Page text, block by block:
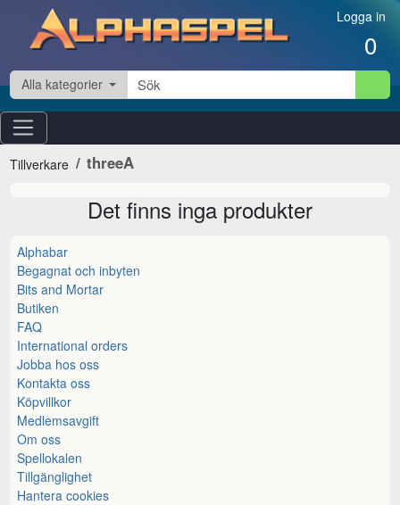
Hoppa till innehåll Logga in
0
Alla kategorier
Tillverkare threeA
Det finns inga produkter
Alphabar
Begagnat och inbyten
Bits and Mortar
Butiken
FAQ
International orders
Jobba hos oss
Kontakta oss
Köpvillkor
Medlemsavgift
Om oss
Spellokalen
Tillgänglighet
Hantera cookies